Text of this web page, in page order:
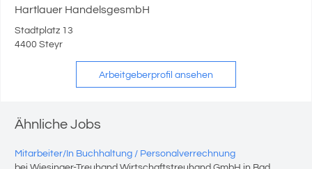
Hartlauer HandelsgesmbH
Stadtplatz 13
4400 Steyr
Arbeitgeberprofil ansehen
Ähnliche Jobs
Mitarbeiter/In Buchhaltung / Personalverrechnung